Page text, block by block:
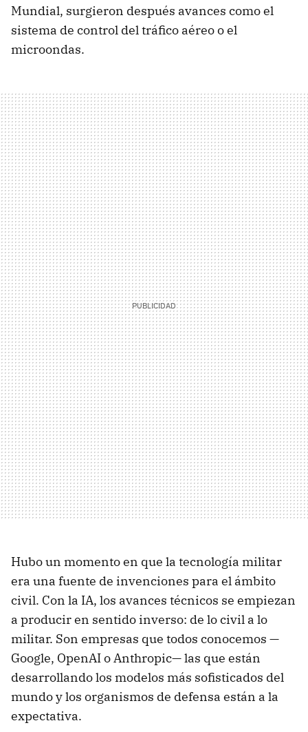
Mundial, surgieron después avances como el
sistema de control del tráfico aéreo o el
microondas.
Hubo un momento en que la tecnología militar
era una fuente de invenciones para el ámbito
civil. Con la IA, los avances técnicos se empiezan
a producir en sentido inverso: de lo civil a lo
militar. Son empresas que todos conocemos —
Google, OpenAI o Anthropic— las que están
desarrollando los modelos más sofisticados del
mundo y los organismos de defensa están a la
expectativa.